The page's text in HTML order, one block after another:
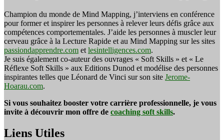
Champion du monde de Mind Mapping, j’interviens en conférence
pour former et inspirer les personnes à relever leurs défis grâce aux
compétences comportementales. J’aide les personnes à muscler leur
cerveau grâce à la Lecture Rapide et au Mind Mapping sur les sites
passiondapprendre.com et lesintelligences.com.
Je suis également co-auteur des ouvrages « Soft Skills » et « Le
Réflexe Soft Skills » aux Editions Dunod et modélise des personnes
inspirantes telles que Léonard de Vinci sur son site Jerome-
Hoarau.com.
Si vous souhaitez booster votre carrière professionnelle, je vous
invite à découvrir mon offre de coaching soft skills.
Liens Utiles